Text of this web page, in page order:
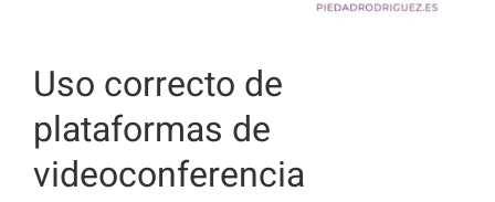
Uso correcto de
plataformas de
videoconferencia